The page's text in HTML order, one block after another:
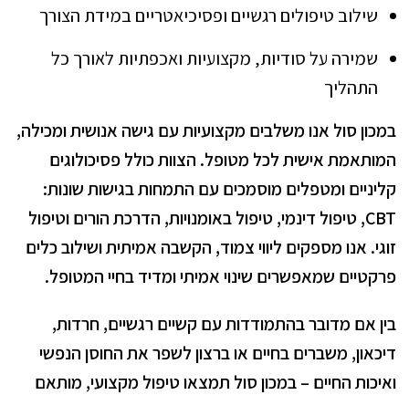
שילוב טיפולים רגשיים ופסיכיאטריים במידת הצורך
שמירה על סודיות, מקצועיות ואכפתיות לאורך כל
התהליך
במכון סול אנו משלבים מקצועיות עם גישה אנושית ומכילה,
המותאמת אישית לכל מטופל. הצוות כולל פסיכולוגים
קליניים ומטפלים מוסמכים עם התמחות בגישות שונות:
CBT, טיפול דינמי, טיפול באומנויות, הדרכת הורים וטיפול
זוגי. אנו מספקים ליווי צמוד, הקשבה אמיתית ושילוב כלים
פרקטיים שמאפשרים שינוי אמיתי ומדיד בחיי המטופל.
בין אם מדובר בהתמודדות עם קשיים רגשיים, חרדות,
דיכאון, משברים בחיים או ברצון לשפר את החוסן הנפשי
ואיכות החיים – במכון סול תמצאו טיפול מקצועי, מותאם